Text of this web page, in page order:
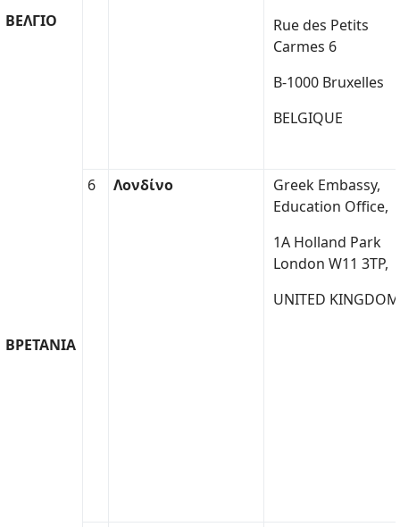
ΒΕΛΓΙΟ
Rue des Petits
Carmes 6
B-1000 Bruxelles
BELGIQUE
ΒΡΕΤΑΝΙΑ
6 Λονδίνο
Greek Embassy,
Education Office,
1A Holland Park
London W11 3TP,
UNITED KINGDOM